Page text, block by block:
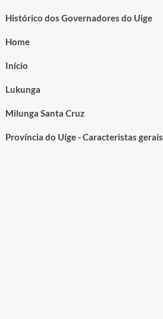
Histórico dos Governadores do Uige
Home
Início
Lukunga
Milunga Santa Cruz
Província do Uíge - Caracteristas gerais